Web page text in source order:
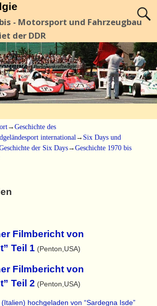
- Motorsport und Fahrzeugbau
der DDR
→ Geschichte des
international → Six Days und
der Six Days→ Geschichte 1970 bis
Filmbericht von
Teil 1 (Penton,USA)
Filmbericht von
Teil 2 (Penton,USA)
hochgeladen von “Sardegna Isde”